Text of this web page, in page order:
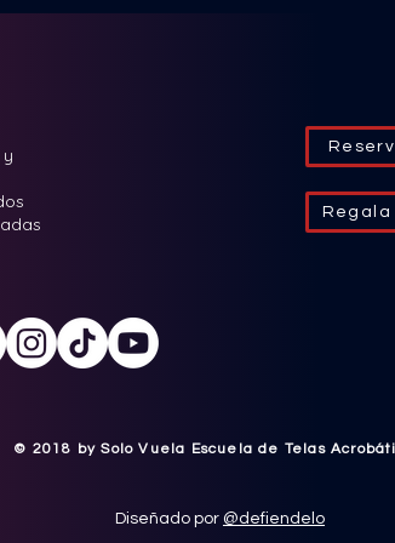
Regala
​© 2018 by Solo Vuela Escuela de Telas
Diseñado por @defiendelo